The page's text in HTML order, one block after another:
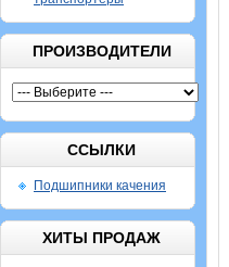
ПРОИЗВОДИТЕЛИ
ССЫЛКИ
Подшипники качения
ХИТЫ ПРОДАЖ